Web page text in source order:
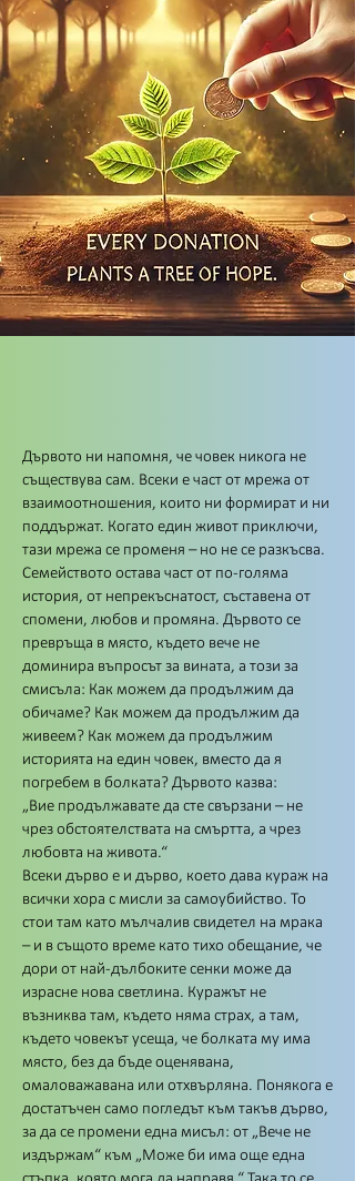
Дървото ни напомня, че човек никога не
съществува сам. Всеки е част от мрежа от
взаимоотношения, които ни формират и ни
поддържат. Когато един живот приключи,
тази мрежа се променя – но не се разкъсва.
Семейството остава част от по-голяма
история, от непрекъснатост, съставена от
спомени, любов и промяна. Дървото се
превръща в място, където вече не
доминира въпросът за вината, а този за
смисъла: Как можем да продължим да
обичаме? Как можем да продължим да
живеем? Как можем да продължим
историята на един човек, вместо да я
погребем в болката? Дървото казва:
„Вие продължавате да сте свързани – не
чрез обстоятелствата на смъртта, а чрез
любовта на живота.“
Всеки дърво е и дърво, което дава кураж на
всички хора с мисли за самоубийство. То
стои там като мълчалив свидетел на мрака
– и в същото време като тихо обещание, че
дори от най-дълбоките сенки може да
израсне нова светлина. Куражът не
възниква там, където няма страх, а там,
където човекът усеща, че болката му има
място, без да бъде оценявана,
омаловажавана или отхвърляна. Понякога е
достатъчен само погледът към такъв дърво,
за да се промени една мисъл: от „Вече не
издържам“ към „Може би има още една